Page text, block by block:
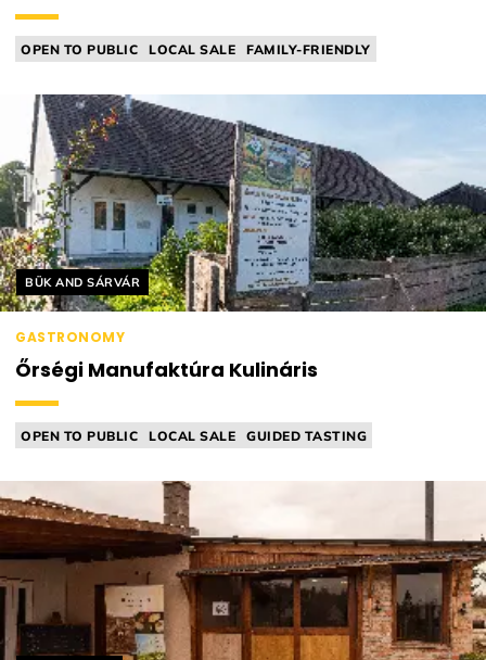
OPEN TO PUBLIC LOCAL SALE
FAMILY-FRIENDLY
Helyszín címkék:
BÜK AND SÁRVÁR
GASTRONOMY
Őrségi Manufaktúra Kulináris
OPEN TO PUBLIC LOCAL SALE
GUIDED TASTING